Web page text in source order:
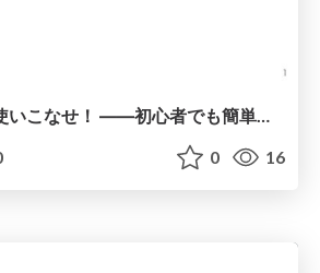
React Hooksを使いこなせ！ ――初心者でも簡単。ポートフォリオ開発で実践するReact講座.pdf
0 16